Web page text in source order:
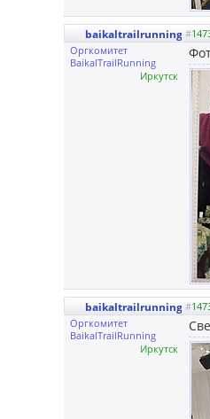
baikaltrailrunning #
Оргкомитет
BaikalTrailRunning
Иркутск
baikaltrailrunning #
Оргкомитет
BaikalTrailRunning
Иркутск